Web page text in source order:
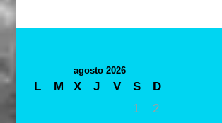
agosto 2026
L M X J V S
D
1
2